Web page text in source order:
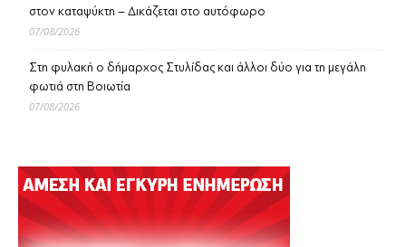
στον καταψύκτη – Δικάζεται στο αυτόφωρο
07/08/2026
Στη φυλακή ο δήμαρχος Στυλίδας και άλλοι δύο για τη μεγάλη
φωτιά στη Βοιωτία
07/08/2026